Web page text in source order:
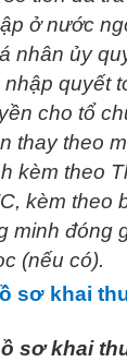
ở nước
nhân ủy
quyết
cho tổ
thay theo
kèm theo
kèm theo
minh đóng
(nếu có).
sơ khai
sơ khai